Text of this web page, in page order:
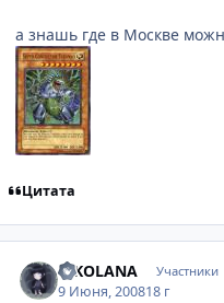
а знашь где в Москве
Цитата
RIKOLANA Участники
9 Июня, 200818 г